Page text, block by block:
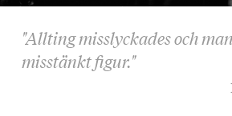
"Allting misslyckades och
misstänkt figur."